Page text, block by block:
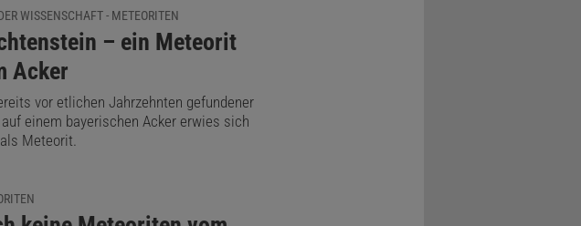
WISSENSCHAFT - METEORITEN
– ein Meteorit
Acker
vor etlichen Jahrzehnten gefundener
einem bayerischen Acker erwies sich
Meteorit.